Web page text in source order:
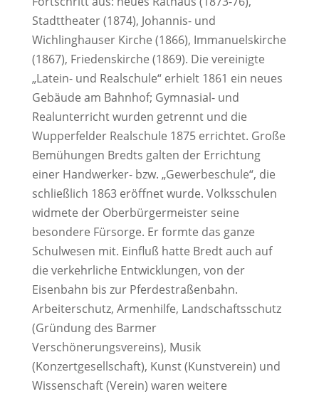
Stadttheater (1874), Johannis- und
Wichlinghauser Kirche (1866), Immanuelskirche
(1867), Friedenskirche (1869). Die vereinigte
„Latein- und Realschule“ erhielt 1861 ein neues
Gebäude am Bahnhof; Gymnasial- und
Realunterricht wurden getrennt und die
Wupperfelder Realschule 1875 errichtet. Große
Bemühungen Bredts galten der Errichtung
einer Handwerker- bzw. „Gewerbeschule“, die
schließlich 1863 eröffnet wurde. Volksschulen
widmete der Oberbürgermeister seine
besondere Fürsorge. Er formte das ganze
Schulwesen mit. Einfluß hatte Bredt auch auf
die verkehrliche Entwicklungen, von der
Eisenbahn bis zur Pferdestraßenbahn.
Arbeiterschutz, Armenhilfe, Landschaftsschutz
(Gründung des Barmer
Verschönerungsvereins), Musik
(Konzertgesellschaft), Kunst (Kunstverein) und
Wissenschaft (Verein) waren weitere